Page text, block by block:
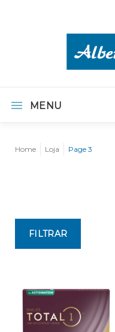
MENU
Home Loja Page 3
FILTRAR